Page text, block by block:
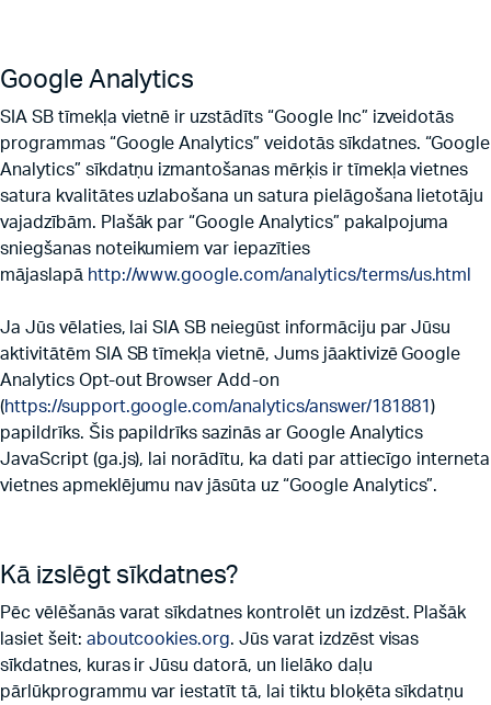
Google Analytics
SIA SB tīmekļa vietnē ir uzstādīts “Google Inc” izveidotās
programmas “Google Analytics” veidotās sīkdatnes. “Google
Analytics” sīkdatņu izmantošanas mērķis ir tīmekļa vietnes
satura kvalitātes uzlabošana un satura pielāgošana lietotāju
vajadzībām. Plašāk par “Google Analytics” pakalpojuma
sniegšanas noteikumiem var iepazīties
mājaslapā http://www.google.com/analytics/terms/us.html
Ja Jūs vēlaties, lai SIA SB neiegūst informāciju par Jūsu
aktivitātēm SIA SB tīmekļa vietnē, Jums jāaktivizē Google
Analytics Opt-out Browser Add-on
(https://support.google.com/analytics/answer/181881 )
papildrīks. Šis papildrīks sazinās ar Google Analytics
JavaScript (ga.js), lai norādītu, ka dati par attiecīgo interneta
vietnes apmeklējumu nav jāsūta uz “Google Analytics”.
Kā izslēgt sīkdatnes?
Pēc vēlēšanās varat sīkdatnes kontrolēt un izdzēst. Plašāk
lasiet šeit: aboutcookies.org. Jūs varat izdzēst visas
sīkdatnes, kuras ir Jūsu datorā, un lielāko daļu
pārlūkprogrammu var iestatīt tā, lai tiktu bloķēta sīkdatņu